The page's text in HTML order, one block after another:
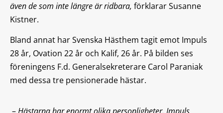
även de som inte längre är ridbara, förklarar Susanne
Kistner.
Bland annat har Svenska Hästhem tagit emot Impuls
28 år, Ovation 22 år och Kalif, 26 år. På bilden ses
föreningens F.d. Generalsekreterare Carol Paraniak
med dessa tre pensionerade hästar.